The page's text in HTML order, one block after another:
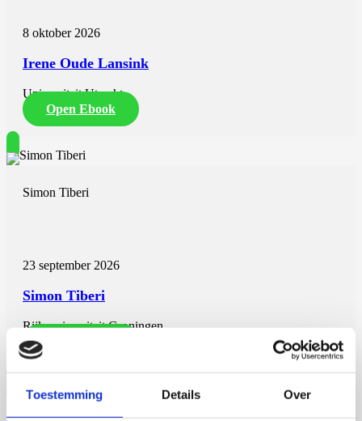
Toestemming Details Over
8 oktober 2026
Irene Oude Lansink
Universiteit Utrecht
Open Ebook
Simon Tiberi
23 september 2026
Simon Tiberi
Rijksuniversiteit Groningen